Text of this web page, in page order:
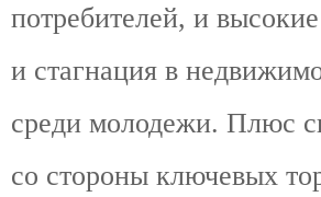
потребителей, и
и стагнация в
среди молодежи. Плюс
со стороны ключевых